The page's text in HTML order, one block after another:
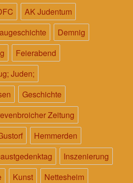
AK Judentum
Demnig
Feierabend
Juden;
Geschichte
Zeitung
Hemmerden
Inszenierung
Kunst
Nettesheim